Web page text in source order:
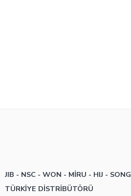
JIB - NSC - WON - MİRU - HIJ - SONG
TÜRKİYE DİSTRİBÜTÖRÜ